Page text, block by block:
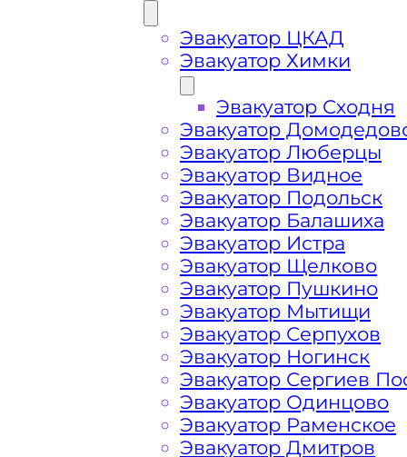
Как
шоссе?
Эвакуатор ЦКАД
Эвакуатор Химки
Эвакуатор Сходня
Эвакуатор
Эвакуатор Люберцы
Эвакуатор Видное
Эвакуатор Подольск
Эвакуатор Балашиха
Эвакуатор Истра
Эвакуатор Щелково
Эвакуатор Пушкино
Эвакуатор Мытищи
Эвакуатор Серпухов
Эвакуатор Ногинск
Эвакуатор Сергиев
Эвакуатор Одинцово
Эвакуатор Раменское
Эвакуатор Дмитров